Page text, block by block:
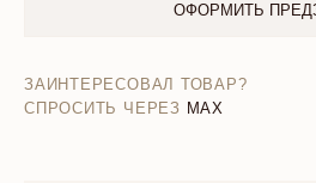
ОФОРМИТЬ
ЗАИНТЕРЕСОВАЛ ТОВАР?
СПРОСИТЬ ЧЕРЕЗ MAX